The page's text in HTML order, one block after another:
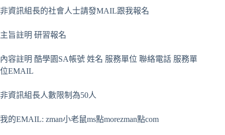
非資訊組長的社會人士請發MAIL跟我報名
主旨註明 研習報名
內容註明 酷學園SA帳號 姓名 服務單位 聯絡電話 服務單
位EMAIL
非資訊組長人數限制為50人
我的EMAIL: zman小老鼠ms點morezman點com